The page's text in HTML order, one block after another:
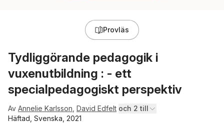
Provläs
Tydliggörande pedagogik i
vuxenutbildning : - ett
specialpedagogiskt perspektiv
Av Annelie Karlsson David Edfelt och 2 till
Häftad, Svenska, 2021